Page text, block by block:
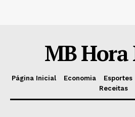
MB Hora
Página Inicial Economia Esportes
Receitas